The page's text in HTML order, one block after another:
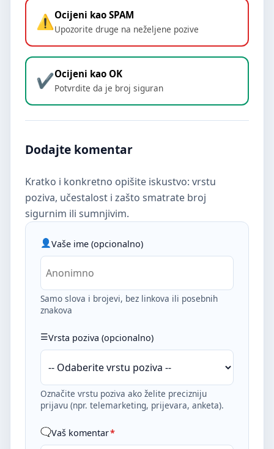
Ocijeni kao SPAM
Upozorite druge na neželjene pozive
Ocijeni kao OK
Potvrdite da je broj siguran
Dodajte komentar
Kratko i konkretno opišite iskustvo: vrstu
poziva, učestalost i zašto smatrate broj
sigurnim ili sumnjivim.
Vaše ime (opcionalno)
Samo slova i brojevi, bez linkova ili posebnih
znakova
Vrsta poziva (opcionalno)
Označite vrstu poziva ako želite precizniju
prijavu (npr. telemarketing, prijevara, anketa).
Vaš komentar*